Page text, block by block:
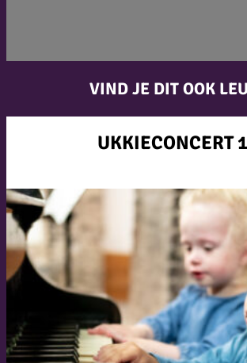
VIND JE DIT OOK
UKKIECONCERT